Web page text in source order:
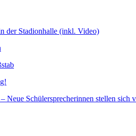
der Stadionhalle (inkl. Video)
Neue Schülersprecherinnen stellen sich